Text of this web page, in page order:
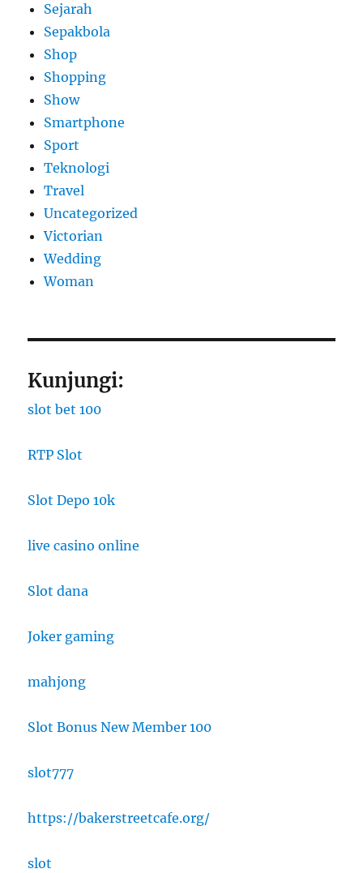
Sejarah
Sepakbola
Shop
Shopping
Show
Smartphone
Sport
Teknologi
Travel
Uncategorized
Victorian
Wedding
Woman
Kunjungi:
slot bet 100
RTP Slot
Slot Depo 10k
live casino online
Slot dana
Joker gaming
mahjong
Slot Bonus New Member 100
slot777
https://bakerstreetcafe.org/
slot